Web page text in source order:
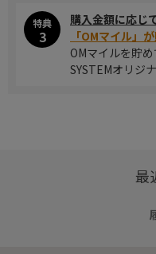
特典
3
購入金額に応じ
「OMマイル」
OMマイルを貯
SYSTEMオリジ
最